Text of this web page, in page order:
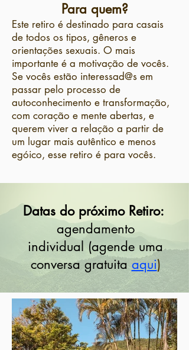
Para quem?
Este retiro é destinado para casais
de todos os tipos, gêneros e
orientações sexuais. O mais
importante é a motivação de vocês.
Se vocês estão interessad@s em
passar pelo processo de
autoconhecimento e transformação,
com coração e mente abertas, e
querem viver a relação a partir de
um lugar mais autêntico e menos
egóico, esse retiro é para vocês.
Datas do próximo Retiro:
agendamento
individual (agende uma
conversa gratuitaaqui)